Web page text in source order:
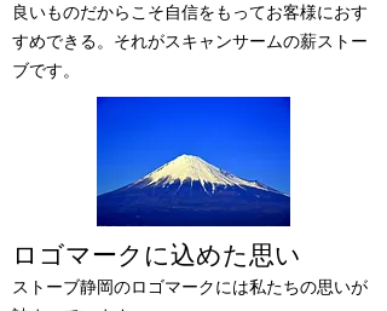
良いものだからこそ自信をもってお客様におす
すめできる。それがスキャンサームの薪ストー
ブです。
ロゴマークに込めた思い
ストーブ静岡のロゴマークには私たちの思いが